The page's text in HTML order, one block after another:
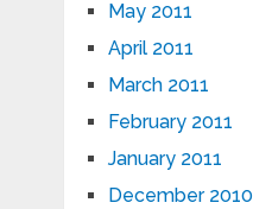
May 2011
April 2011
March 2011
February 2011
January 2011
December 2010